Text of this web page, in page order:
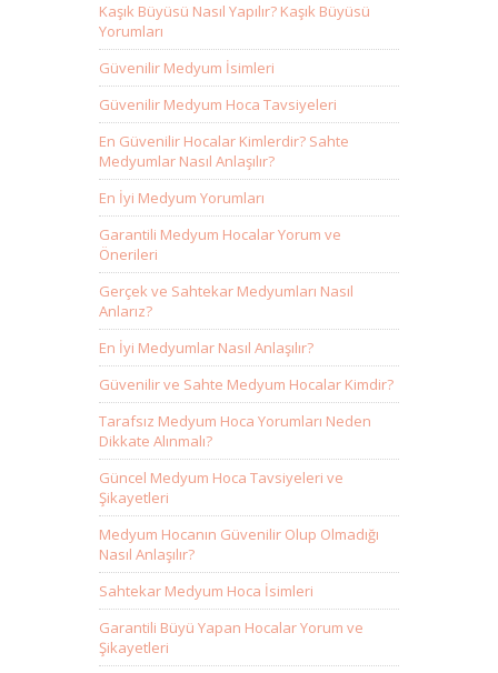
Kaşık Büyüsü Nasıl Yapılır? Kaşık Büyüsü
Yorumları
Güvenilir Medyum İsimleri
Güvenilir Medyum Hoca Tavsiyeleri
En Güvenilir Hocalar Kimlerdir? Sahte
Medyumlar Nasıl Anlaşılır?
En İyi Medyum Yorumları
Garantili Medyum Hocalar Yorum ve
Önerileri
Gerçek ve Sahtekar Medyumları Nasıl
Anlarız?
En İyi Medyumlar Nasıl Anlaşılır?
Güvenilir ve Sahte Medyum Hocalar Kimdir?
Tarafsız Medyum Hoca Yorumları Neden
Dikkate Alınmalı?
Güncel Medyum Hoca Tavsiyeleri ve
Şikayetleri
Medyum Hocanın Güvenilir Olup Olmadığı
Nasıl Anlaşılır?
Sahtekar Medyum Hoca İsimleri
Garantili Büyü Yapan Hocalar Yorum ve
Şikayetleri